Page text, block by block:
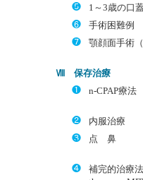
❺
1～3歳の口
❻
手術困難例
❼
顎顔面手術
Ⅷ 保存治療
❶
n-CPAP療法
❷
内服治療
❸
点 鼻
❹
補完的治療